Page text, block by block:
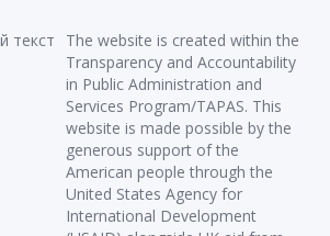
The website is created within the
Transparency and Accountability
in Public Administration and
Services Program/TAPAS. This
website is made possible by the
generous support of the
American people through the
United States Agency for
International Development